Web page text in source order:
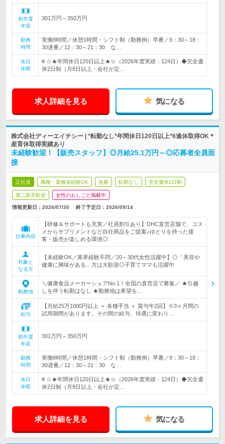
初年度
年収
301万円～350万円
勤務
時間
実働8時間／休憩1時間・シフト制（勤務例）早番／9：30～18：
30遅番／12：30～21：30 な…
休日
休暇
# ☆★年間休日120日以上★☆（2026年度実績：124日）◆完全週
休2日制（月8日以上・会社が定…
求人詳細を見る 気になる
株式会社ディーエイチシー | *転勤なし*年間休日120日以上*6連休取得OK＊
産育休取得実績あり
未経験歓迎！【販売スタッフ】◎月給25.1万円～◎応募者全員面
接
正社員 職種・業種未経験OK 急募 転勤なし 完全週休2日制
第二新卒歓迎 女性のおしごと掲載中
情報更新日：2026/07/30 終了予定日： 2026/09/14
仕事内容
【研修＆サポートも充実／社員割引あり】DHC直営店舗で、コス
メからサプリメントなど自社商品をご提案♪ゆとりを持った接
客・販売が楽しめる環境◎
対象と
なる方
【未経験OK／業界経験不問／20～30代女性活躍中】◎「美容や
健康に興味がある」方は大歓迎◎子育てママも活躍中
勤務地
＼健康食品メーカーシェアNo.1！全国の直営店で募集／ ★引越
しを伴う転勤はなし ★勤務地は希望を…
給与
【月給25万1000円以上 ＋ 各種手当 ＋ 賞与年2回】※3ヶ月間の
試用期間があります。その間の給与、待遇に変わり…
初年度
年収
301万円～350万円
勤務
時間
実働8時間／休憩1時間・シフト制（勤務例）早番／9：30～18：
30遅番／12：30～21：30 な…
休日
休暇
# ☆★年間休日120日以上★☆（2026年度実績：124日）◆完全週
休2日制（月8日以上・会社が定…
求人詳細を見る 気になる